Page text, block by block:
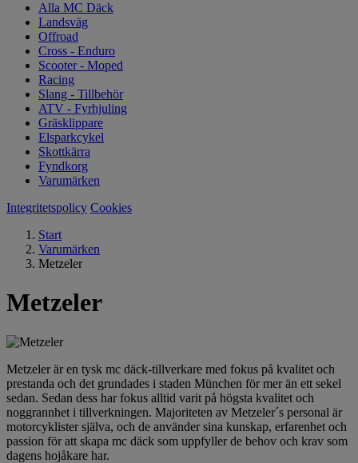
Alla MC Däck
Landsväg
Offroad
Cross - Enduro
Scooter - Moped
Racing
Slang - Tillbehör
ATV - Fyrhjuling
Gräsklippare
Elsparkcykel
Skottkärra
Fyndkorg
Varumärken
Integritetspolicy Cookies
Start
Varumärken
Metzeler
Metzeler
Metzeler är en tysk mc däck-tillverkare med fokus på kvalitet och
prestanda och det grundades i staden München för mer än ett sekel
sedan. Sedan dess har fokus alltid varit på högsta kvalitet och
noggrannhet i tillverkningen. Majoriteten av Metzeler´s personal är
motorcyklister själva, och de använder sina kunskap, erfarenhet och
passion för att skapa mc däck som uppfyller de behov och krav som
dagens hojåkare har.